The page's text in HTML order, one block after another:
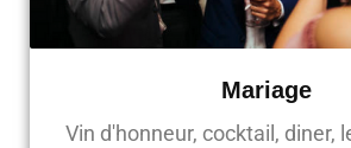
Mariage
Vin d'honneur, cocktail, diner,